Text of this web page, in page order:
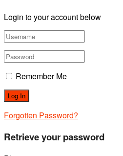
Login to your account below
Remember Me
Forgotten Password?
Retrieve your password